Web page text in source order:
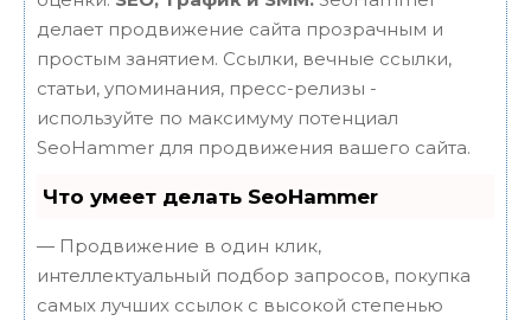
делает продвижение сайта прозрачным и
простым занятием. Ссылки, вечные ссылки,
статьи, упоминания, пресс-релизы -
используйте по максимуму потенциал
SeoHammer для продвижения вашего сайта.
Что умеет делать SeoHammer
— Продвижение в один клик,
интеллектуальный подбор запросов, покупка
самых лучших ссылок с высокой степенью